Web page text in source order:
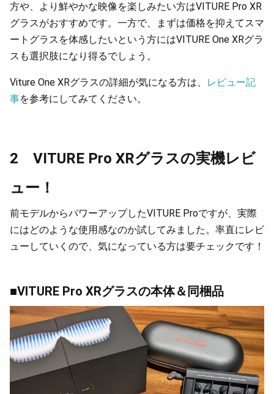
方や、より鮮やかな映像を楽しみたい方はVITURE Pro XR
グラスがおすすめです。一方で、まずは価格を抑えてスマ
ートグラスを体感したいという方にはVITURE One XRグラ
スも選択肢になり得るでしょう。
Viture One XRグラスの詳細が気になる方は、
レビュー記
事を参考にしてみてください。
2 VITURE Pro XRグラスの実機レビ
ュー！
前モデルからパワーアップしたVITURE Proですが、実際
にはどのような使用感なのか試してみました。率直にレビ
ューしていくので、気になっている方は要チェックです！
■VITURE Pro XRグラスの本体＆同梱品